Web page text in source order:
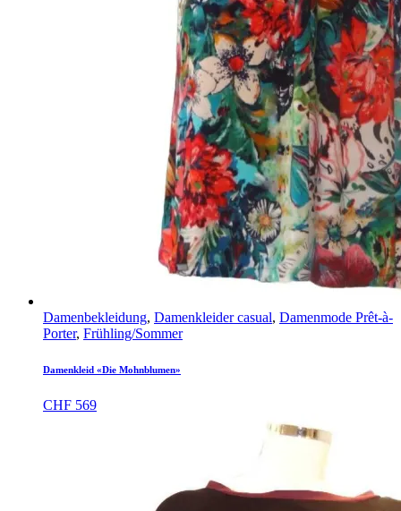
Damenbekleidung, Damenkleider casual, Damenmode Prêt-à-
Porter, Frühling/Sommer
Damenkleid «Die Mohnblumen»
CHF 569